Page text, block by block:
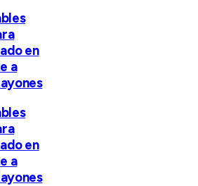
en
a
en
a